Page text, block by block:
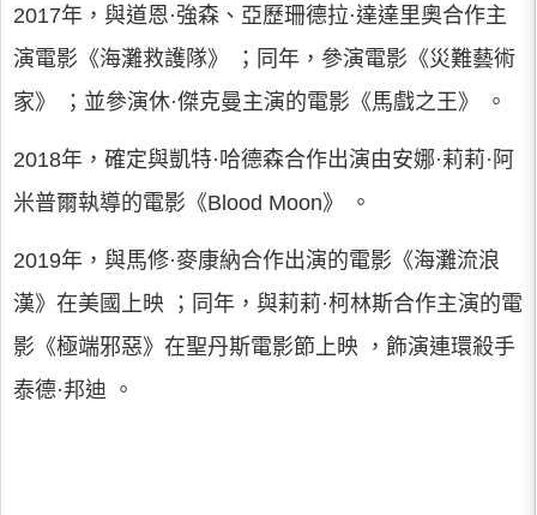
2017年，與道恩·強森、亞歷珊德拉·達達里奧合作主
演電影《海灘救護隊》 ；同年，參演電影《災難藝術
家》 ；並參演休·傑克曼主演的電影《馬戲之王》 。
2018年，確定與凱特·哈德森合作出演由安娜·莉莉·阿
米普爾執導的電影《Blood Moon》 。
2019年，與馬修·麥康納合作出演的電影《海灘流浪
漢》在美國上映 ；同年，與莉莉·柯林斯合作主演的電
影《極端邪惡》在聖丹斯電影節上映 ，飾演連環殺手
泰德·邦迪 。